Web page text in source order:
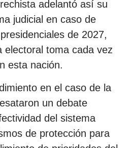
adelantó así su
judicial en caso de
de 2027,
electoral toma cada vez
esta nación.
en el caso de la
un debate
del sistema
de protección para